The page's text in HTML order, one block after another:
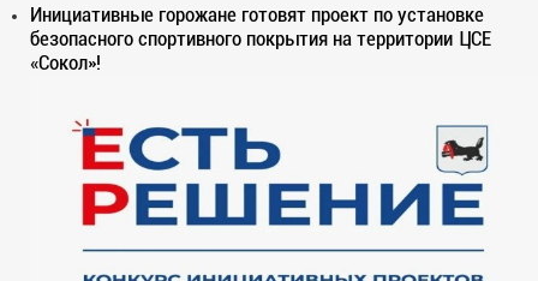
Инициативные горожане готовят проект по установке
безопасного спортивного покрытия на территории ЦСЕ
«Сокол»!